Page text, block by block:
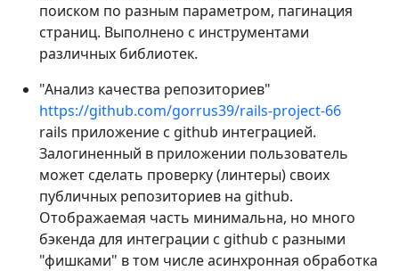
поиском по разным параметром, пагинация
страниц. Выполнено с инструментами
различных библиотек.
"Анализ качества репозиториев"
https://github.com/gorrus39/rails-project-66
rails приложение с github интеграцией.
Залогиненный в приложении пользователь
может сделать проверку (линтеры) своих
публичных репозиториев на github.
Отображаемая часть минимальна, но много
бэкенда для интеграции с github c разными
"фишками" в том числе асинхронная обработка